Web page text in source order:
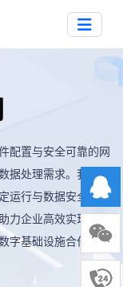
配置与安全可靠的网
据处理需求。我们采
运行与数据安全。凭
力企业高效实现业务
字基础设施合作伙